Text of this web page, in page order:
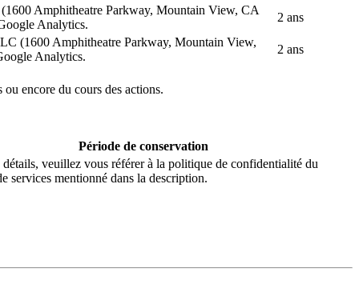
Amphitheatre Parkway, Mountain View, CA
Analytics.
2 ans
(1600 Amphitheatre Parkway, Mountain View,
Analytics.
2 ans
encore du cours des actions.
Période de conservation
détails, veuillez vous référer à la politique de confidentialité du
services mentionné dans la description.